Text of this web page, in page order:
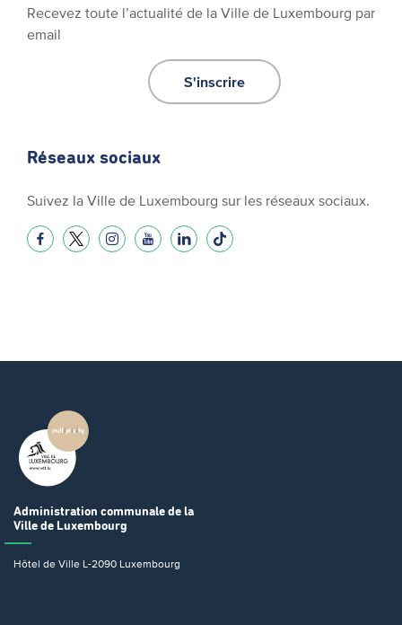
Recevez toute l’actualité de la Ville de Luxembourg par
email
S'inscrire
Réseaux sociaux
Suivez la Ville de Luxembourg sur les réseaux sociaux.
Administration communale de la
Ville de Luxembourg
Hôtel de Ville L-2090 Luxembourg